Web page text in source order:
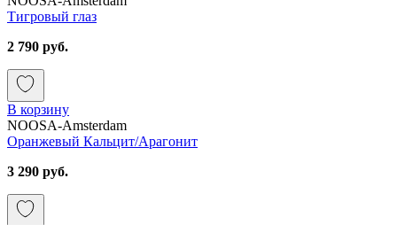
Тигровый глаз
2 790 руб.
В корзину
NOOSA-Amsterdam
Оранжевый Кальцит/Арагонит
3 290 руб.